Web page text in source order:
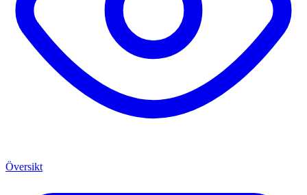
Översikt